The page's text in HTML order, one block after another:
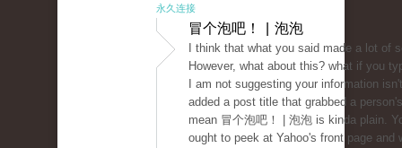
永久连接
冒个泡吧！ | 泡泡
I think that what you said made a lot of
However, what about this? what if you
I am not suggesting your information
added a post title that grabbed a
mean 冒个泡吧！ | 泡泡 is kinda plain.
ought to peek at Yahoo's front page